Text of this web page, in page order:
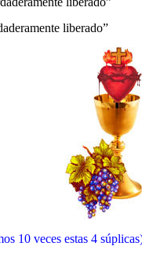
liberado”
10 veces estas 4